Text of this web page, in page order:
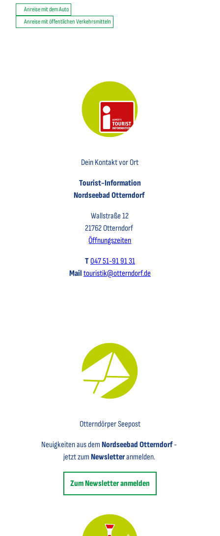
Anreise mit dem Auto
Anreise mit öffentlichen Verkehrsmitteln
Dein Kontakt vor Ort
Tourist-Information
Nordseebad Otterndorf
Wallstraße 12
21762 Otterndorf
Öffnungszeiten
T047 51-91 91 31
Mail touristik@otterndorf.de
Otterndörper Seepost
Neuigkeiten aus demNordseebad Otterndorf-
jetzt zum Newsletteranmelden.
Zum Newsletter anmelden